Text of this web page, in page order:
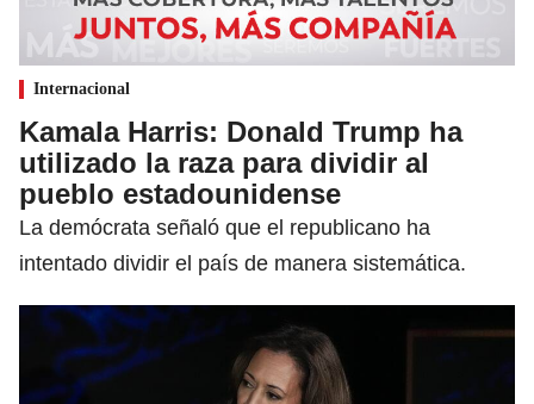
Internacional
Kamala Harris: Donald Trump ha
utilizado la raza para dividir al
pueblo estadounidense
La demócrata señaló que el republicano ha
intentado dividir el país de manera sistemática.